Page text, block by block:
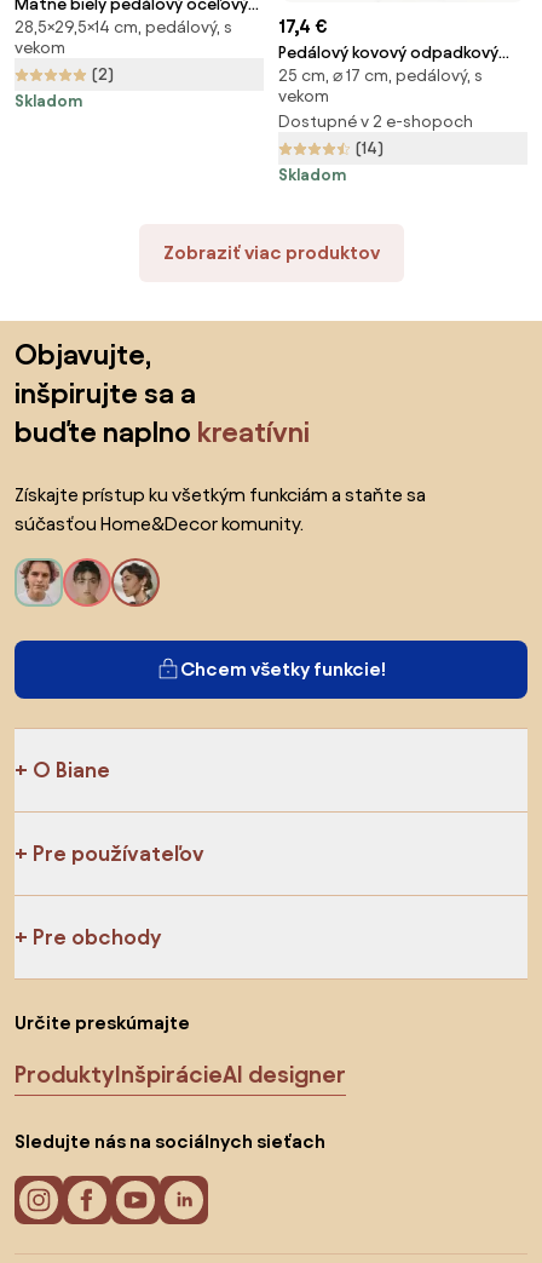
Matne biely pedálový oceľový
odpadkový kôš 5 l Collungo –
Wenko
28,5×29,5×14 cm, pedálový, s
vekom
(2)
Skladom
17,4 €
Pedálový kovový odpadkový
kôš 3 l – Orion
25 cm, ⌀ 17 cm, pedálový, s
vekom
Dostupné v 2 e-shopoch
(14)
Skladom
Zobraziť viac produktov
Objavujte,
inšpirujte sa a
buďte naplno kreatívni
Získajte prístup ku všetkým funkciám a staňte sa
súčasťou Home&Decor komunity.
Chcem všetky funkcie!
O Biane
Pre používateľov
Pre obchody
Určite preskúmajte
ProduktyInšpirácieAI designer
Sledujte nás na sociálnych sieťach